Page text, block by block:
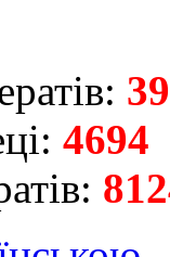
4694